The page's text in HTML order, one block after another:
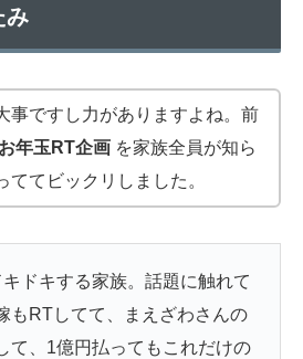
み
事ですし力がありますよね。前
お年玉RT企画 を家族全員が知ら
ててビックリしました。
ドキする家族。話題に触れて
もRTしてて、まえざわさんの
て、1億円払ってもこれだけの